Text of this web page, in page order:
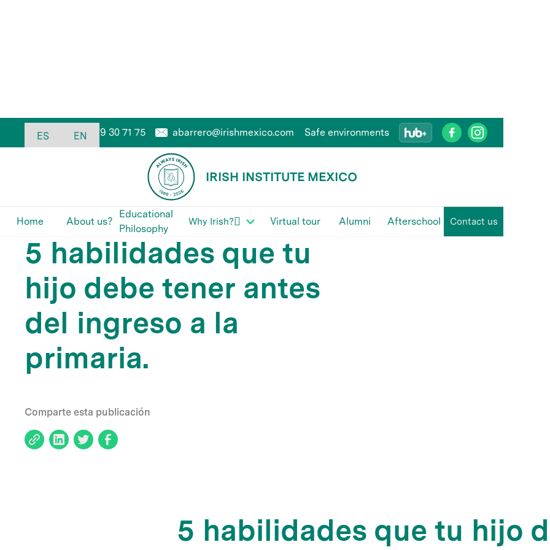
Admissions55 79 30 71 75 abarrero@irishmexico.com Safe environments
ES EN
IRISH INSTITUTE MEXICO
Home About us?
Educational
Philosophy
Why Irish? Virtual tour Alumni Afterschool Contact us
Blog This is some text inside of a div block.
5 habilidades que tu
hijo debe tener antes
del ingreso a la
primaria.
Comparte esta publicación
5 habilidades que tu hijo